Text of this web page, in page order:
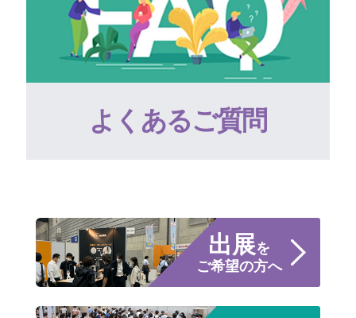
よくあるご質問
出展を
ご希望の方へ